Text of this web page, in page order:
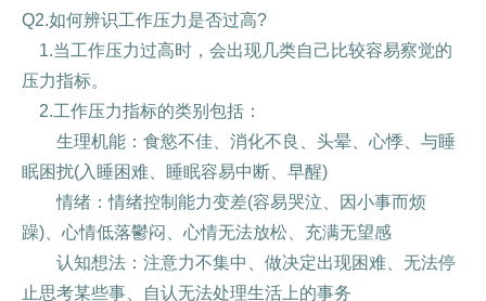
Q2.如何辨识工作压力是否过高?
1.当工作压力过高时，会出现几类自己比较容易察觉的
压力指标。
2.工作压力指标的类别包括：
生理机能：食慾不佳、消化不良、头晕、心悸、与睡
眠困扰(入睡困难、睡眠容易中断、早醒)
情绪：情绪控制能力变差(容易哭泣、因小事而烦
躁)、心情低落鬱闷、心情无法放松、充满无望感
认知想法：注意力不集中、做决定出现困难、无法停
止思考某些事、自认无法处理生活上的事务